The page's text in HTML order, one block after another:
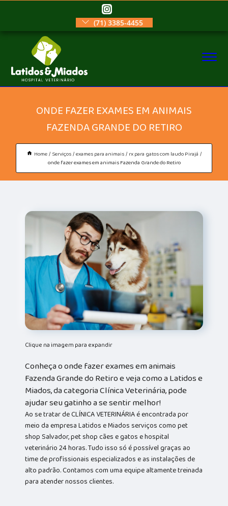
(71) 3385-4455
ONDE FAZER EXAMES EM ANIMAIS
FAZENDA GRANDE DO RETIRO
Home Serviços exames para animais rx para gatos com laudo Pirajá
onde fazer exames em animais Fazenda Grande do Retiro
Clique na imagem para expandir
Conheça o onde fazer exames em animais
Fazenda Grande do Retiro e veja como a Latidos e
Miados, da categoria Clínica Veterinária, pode
ajudar seu gatinho a se sentir melhor!
Ao se tratar de CLÍNICA VETERINÁRIA é encontrada por
meio da empresa Latidos e Miados serviços como pet
shop Salvador, pet shop cães e gatos e hospital
veterinário 24 horas. Tudo isso só é possível graças ao
time de profissionais especializados e as instalações de
alto padrão. Contamos com uma equipe altamente treinada
para atender nossos clientes.